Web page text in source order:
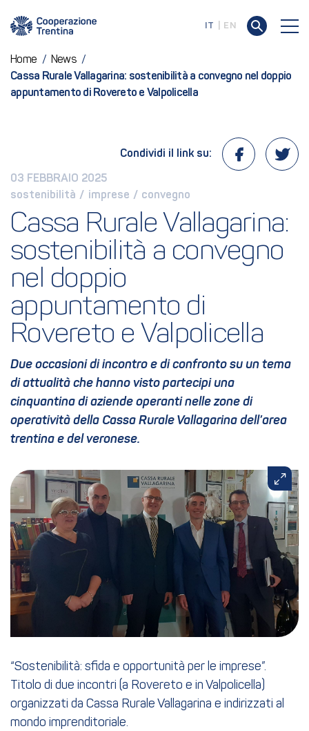
IT EN
Home / News /
Cassa Rurale Vallagarina: sostenibilità a convegno nel doppio
appuntamento di Rovereto e Valpolicella
03 FEBBRAIO 2025
sostenibilità / imprese / convegno
Condividi il link su:
Cassa Rurale Vallagarina:
sostenibilità a convegno
nel doppio
appuntamento di
Rovereto e Valpolicella
Due occasioni di incontro e di confronto su un tema
di attualità che hanno visto partecipi una
cinquantina di aziende operanti nelle zone di
operatività della Cassa Rurale Vallagarina dell’area
trentina e del veronese.
“Sostenibilità: sfida e opportunità per le imprese”.
Titolo di due incontri (a Rovereto e in Valpolicella)
organizzati da Cassa Rurale Vallagarina e indirizzati al
mondo imprenditoriale.